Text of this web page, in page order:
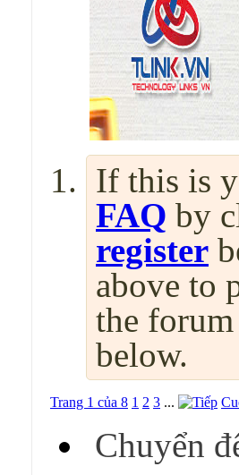
If this is
FAQ by
register
above to
the
below.
Trang 1 của 8 1 2 3 ...
Chuyển